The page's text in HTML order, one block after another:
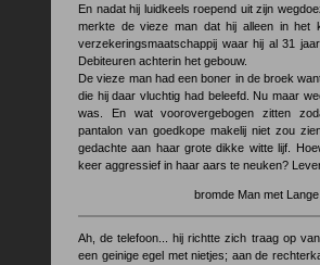
En nadat hij luidkeels roepend uit zijn
merkte de vieze man dat hij alleen in het
verzekeringsmaatschappij waar hij al 31
Debiteuren achterin het gebouw.
De vieze man had een boner in de broek
die hij daar vluchtig had beleefd. Nu maar
was. En wat voorovergebogen zitten
pantalon van goedkope makelij niet zou
gedachte aan haar grote dikke witte lijf.
keer aggressief in haar aars te neuken?
bromde Man met
Ah, de telefoon... hij richtte zich traag op
een geinige egel met nietjes; aan de